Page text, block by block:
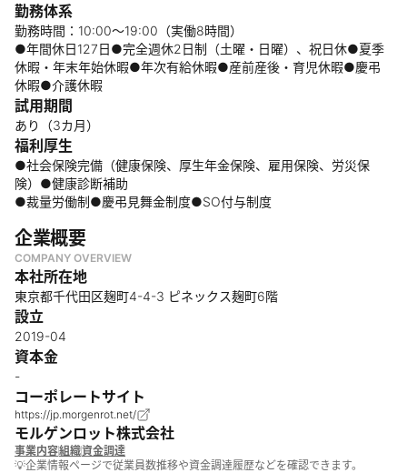
勤務体系
勤務時間：10:00〜19:00（実働8時間）
●年間休日127日●完全週休2日制（土曜・日曜）、祝日休●夏季
休暇・年末年始休暇●年次有給休暇●産前産後・育児休暇●慶弔
休暇●介護休暇
試用期間
あり（3カ月）
福利厚生
●社会保険完備（健康保険、厚生年金保険、雇用保険、労災保
険）●健康診断補助
●裁量労働制●慶弔見舞金制度●SO付与制度
企業概要
COMPANY OVERVIEW
本社所在地
東京都千代田区麹町4-4-3 ピネックス麹町6階
設立
2019-04
資本金
-
コーポレートサイト
https://jp.morgenrot.net/
モルゲンロット株式会社
事業内容組織資金調達
💡企業情報ページで従業員数推移や資金調達履歴などを確認できます。